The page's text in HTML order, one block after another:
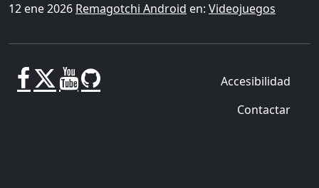
12 ene 2026 Remagotchi Android en: Videojuegos
Accesibilidad
Contactar